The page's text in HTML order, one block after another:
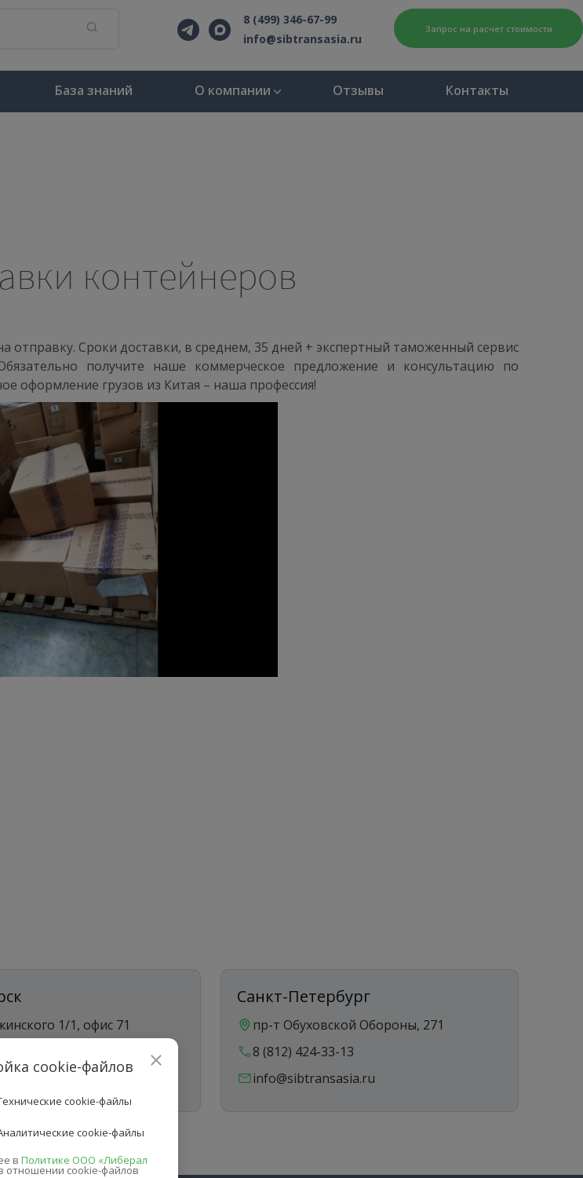
8 (499) 346-67-99
info@sibtransasia.ru
Запрос на расчет стоимости
База знаний О компании Отзывы Контакты
cookie-файлов
cookie-файлы
cookie-файлы
в Политике ООО «Либерал
отношении cookie-файлов
контейнеров
Сроки доставки, в среднем, 35 дней + экспертный таможенный сервис
получите наше коммерческое предложение и консультацию по
оформление грузов из Китая – наша профессия!
1/1, офис 71
Санкт-Петербург
пр-т Обуховской Обороны, 271
8 (812) 424-33-13
info@sibtransasia.ru